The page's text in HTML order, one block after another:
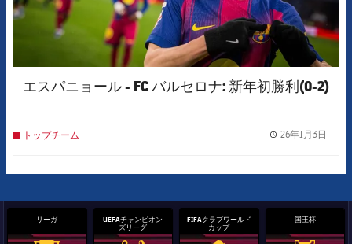
エスパニョール - FC バルセロナ: 新年初勝利(0-2)
トップチーム 26年1月3日
リーガ
UEFAチャンピオン
ズリーグ
FIFAクラブワールド
カップ
国王杯